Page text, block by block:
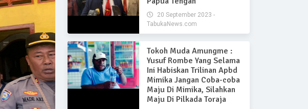
20 September 2023 -
TabukaNews.com
Tokoh Muda Amungme :
Yusuf Rombe Yang Selama
Ini Habiskan Trilinan Apbd
Mimika Jangan Coba-coba
Maju Di Mimika, Silahkan
Maju Di Pilkada Toraja